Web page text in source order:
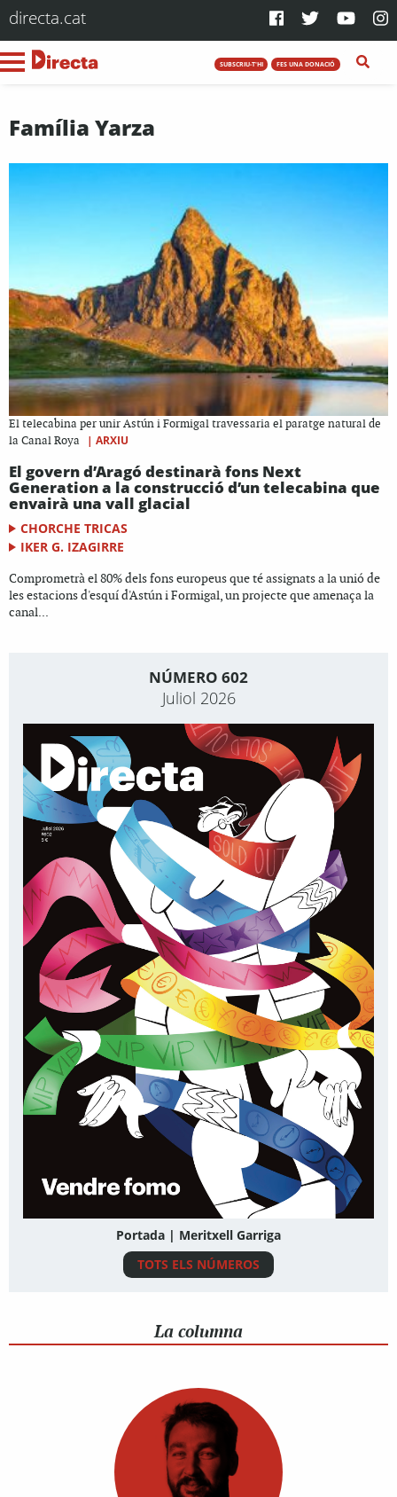
directa.cat
SUBSCRIU-T'HI FES UNA DONACIÓ
Família Yarza
El telecabina per unir Astún i Formigal travessaria el paratge natural de
la Canal Roya
| ARXIU
El govern d’Aragó destinarà fons Next
Generation a la construcció d’un telecabina que
envairà una vall glacial
CHORCHE TRICAS
IKER G. IZAGIRRE
Comprometrà el 80% dels fons europeus que té assignats a la unió de
les estacions d'esquí d'Astún i Formigal, un projecte que amenaça la
canal...
NÚMERO 602
Juliol 2026
Portada | Meritxell Garriga
TOTS ELS NÚMEROS
La columna